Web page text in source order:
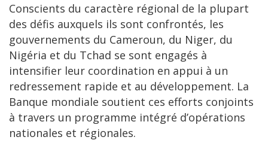
Conscients du caractère régional de la plupart
des défis auxquels ils sont confrontés, les
gouvernements du Cameroun, du Niger, du
Nigéria et du Tchad se sont engagés à
intensifier leur coordination en appui à un
redressement rapide et au développement. La
Banque mondiale soutient ces efforts conjoints
à travers un programme intégré d’opérations
nationales et régionales.